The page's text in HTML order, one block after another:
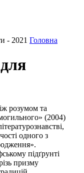
- 2021 Головна
розумом та
(2004)
одного з
підґрунті
призму